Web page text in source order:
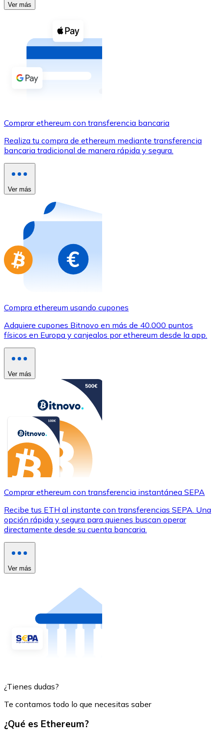
Compra criptomonedas con efectivo en tu tienda más
Comprar con efectivo
Transferencia SEPA
Añade fondos a tu cuenta Bitnovo o realiza compras
Comprar con Transferencia
Utiliza tarjetas Visa y Mastercard para comprar
Comprar con tarjeta
Tienda - Tarjetas regalo
Nuevo
Compra tarjetas regalo de tus marcas favoritas con
Ir a la tienda de tarjetas regalo
Ver más
Comprar ethereum con transferencia bancaria
Realiza tu compra de ethereum mediante transferencia
bancaria tradicional de manera rápida y segura.
Ver más
Compra ethereum usando cupones
Adquiere cupones Bitnovo en más de 40.000 puntos
físicos en Europa y canjealos por ethereum desde la app.
Ver más
Comprar ethereum con transferencia instantánea SEPA
Recibe tus ETH al instante con transferencias SEPA. Una
opción rápida y segura para quienes buscan operar
directamente desde su cuenta bancaria.
Ver más
¿Tienes dudas?
Te contamos todo lo que necesitas saber
¿Qué es Ethereum?